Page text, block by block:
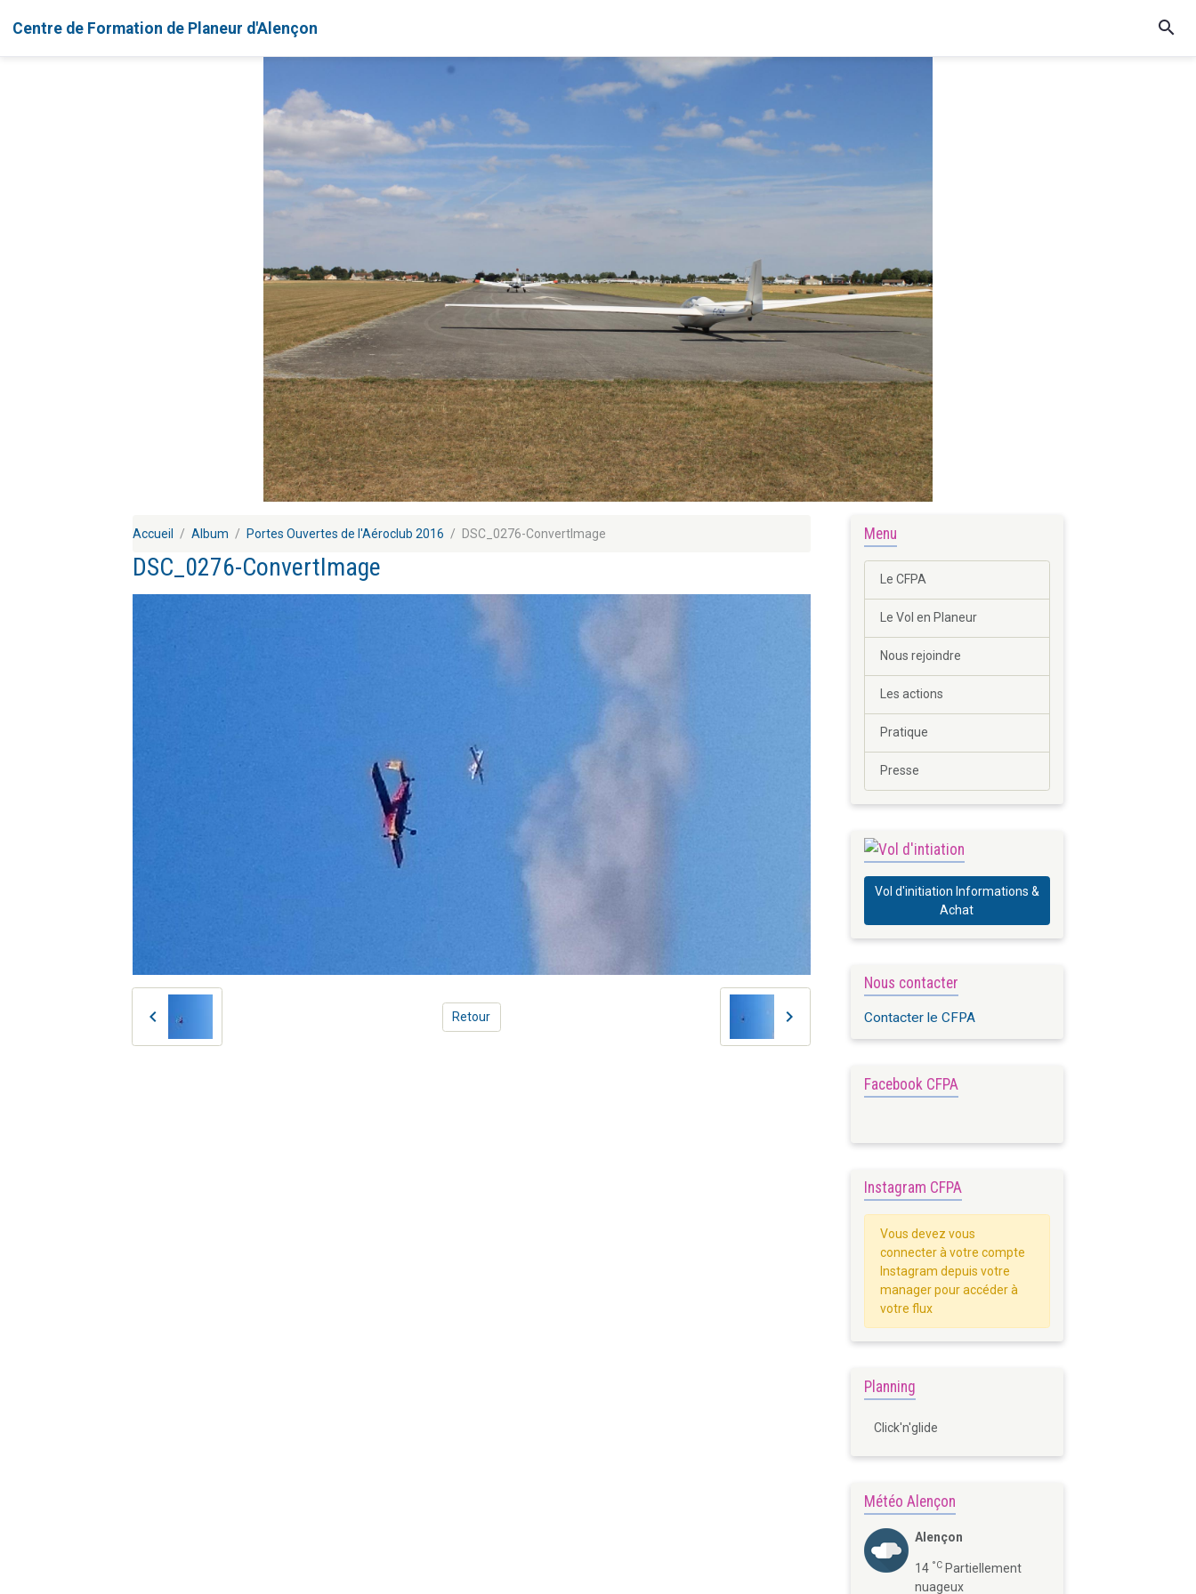
Centre de Formation de Planeur d'Alençon
Accueil Album Portes Ouvertes de l'Aéroclub 2016 DSC_0276-ConvertImage
DSC_0276-ConvertImage
Retour
Menu
Le CFPA
Le Vol en Planeur
Nous rejoindre
Les actions
Pratique
Presse
Vol d'initiation Informations &
Achat
Nous contacter
Contacter le CFPA
Facebook CFPA
Instagram CFPA
Vous devez vous
connecter à votre compte
Instagram depuis votre
manager pour accéder à
votre flux
Planning
Click'n'glide
Météo Alençon
Alençon
14 °CPartiellement
nuageux